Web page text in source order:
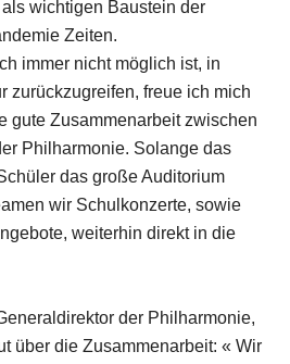
wichtigen Baustein der
Zeiten.
immer nicht möglich ist, in
zurückzugreifen, freue ich mich
gute Zusammenarbeit zwischen
Philharmonie. Solange das
das große Auditorium
wir Schulkonzerte, sowie
weiterhin direkt in die
der Philharmonie,
über die Zusammenarbeit: « Wir